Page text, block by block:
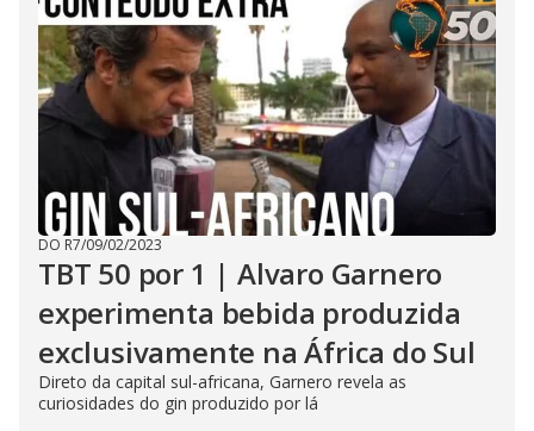
DO R7/09/02/2023
TBT 50 por 1 | Alvaro Garnero
experimenta bebida produzida
exclusivamente na África do Sul
Direto da capital sul-africana, Garnero revela as
curiosidades do gin produzido por lá